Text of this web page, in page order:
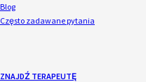
Blog
Często zadawane pytania
ZNAJDŹ TERAPEUTĘ